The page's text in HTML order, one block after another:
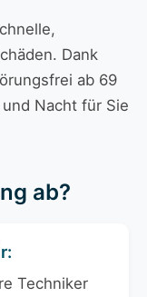
Dank
ab 69
Nacht für Sie
ab?
Techniker